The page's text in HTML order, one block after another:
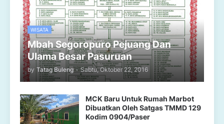
WISATA
Mbah Segoropuro Pejuang Dan
Ulama Besar Pasuruan
by Tatag Buleng - Sabtu, Oktober 22, 2016
MCK Baru Untuk Rumah Marbot
Dibuatkan Oleh Satgas TMMD 129
Kodim 0904/Paser